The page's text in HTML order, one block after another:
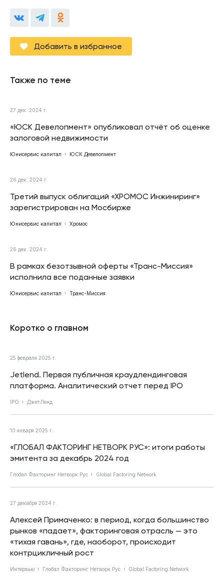
Добавить в избранное
Также по теме
27 дек. 2024 г.
«ЮСК Девелопмент» опубликовал отчёт об оценке
залоговой недвижимости
Юнисервис капитал ЮСК Девелопмент
26 дек. 2024 г.
Третий выпуск облигаций «ХРОМОС Инжиниринг»
зарегистрирован на Мосбирже
Юнисервис капитал Хромос
26 дек. 2024 г.
В рамках безотзывной оферты «Транс-Миссия»
исполнила все поданные заявки
Юнисервис капитал Транс-Миссия
Коротко о главном
25 февраля 2025 г.
Jetlend. Первая публичная краудлендинговая
платформа. Аналитический отчет перед IPO
IPO ДжетЛенд
10 января 2025 г.
«ГЛОБАЛ ФАКТОРИНГ НЕТВОРК РУС»: итоги работы
эмитента за декабрь 2024 год
Глобал Факторинг Нетворк Рус Global Factoring Network
27 декабря 2024 г.
Алексей Примаченко: в период, когда большинство
рынков «падает», факторинговая отрасль — это
«тихая гавань», где, наоборот, происходит
контрцикличный рост
Интервью Глобал Факторинг Нетворк Рус Global Factoring Network